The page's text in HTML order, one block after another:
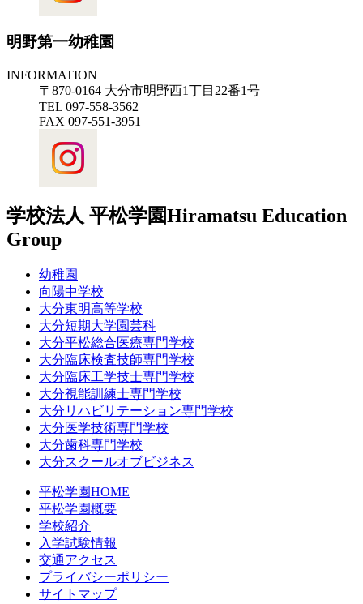
明野第一幼稚園
INFORMATION
〒870-0164 大分市明野西1丁目22番1号
TEL 097-558-3562
FAX 097-551-3951
学校法人 平松学園Hiramatsu Education
Group
幼稚園
向陽中学校
大分東明高等学校
大分短期大学園芸科
大分平松総合医療専門学校
大分臨床検査技師専門学校
大分臨床工学技士専門学校
大分視能訓練士専門学校
大分リハビリテーション専門学校
大分医学技術専門学校
大分歯科専門学校
大分スクールオブビジネス
平松学園HOME
平松学園概要
学校紹介
入学試験情報
交通アクセス
プライバシーポリシー
サイトマップ